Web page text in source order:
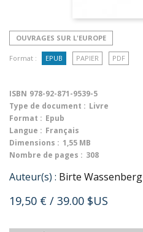
OUVRAGES SUR L'EUROPE
Format : EPUB PAPIER PDF
ISBN 978-92-871-9539-5
Type de document : Livre
Format : Epub
Langue : Français
Dimensions : 1,55 MB
Nombre de pages : 308
Auteur(s) : Birte Wassenberg
19,50 € / 39.00 $US